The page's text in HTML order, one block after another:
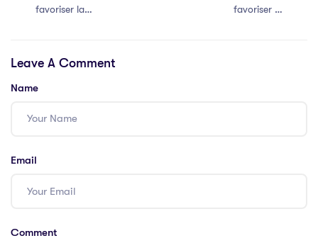
favoriser la
de votre équipe
favoriser la
Leave A Comment
Name
Email
Comment